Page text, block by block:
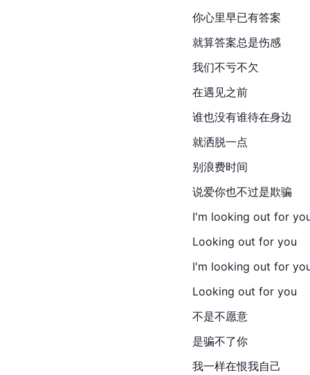
你心里早已有答案
就算答案总是伤感
我们不亏不欠
在遇见之前
谁也没有谁待在身边
就洒脱一点
别浪费时间
说爱你也不过是欺骗
I'm looking out for
Looking out for you
I'm looking out for
Looking out for you
不是不愿意
是骗不了你
我一样在恨我自己